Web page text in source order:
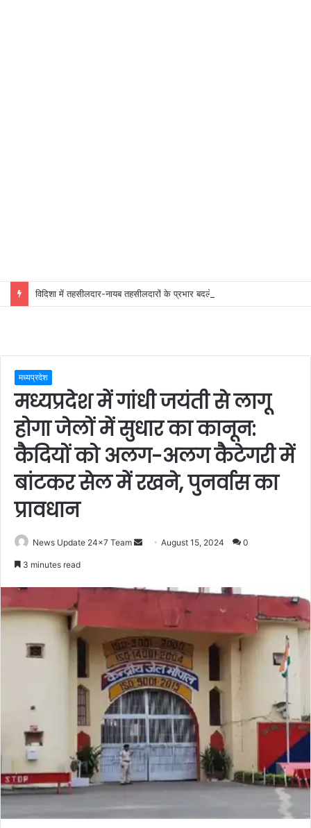
मध्यप्रदेश
मध्यप्रदेश में गांधी जयंती से लागू
होगा जेलों में सुधार का कानून:
कैदियों को अलग-अलग कैटेगरी में
बांटकर सेल में रखने, पुनर्वास का
प्रावधान
News Update 24x7 Team
Send August 15, 2024 0
3 minutes read